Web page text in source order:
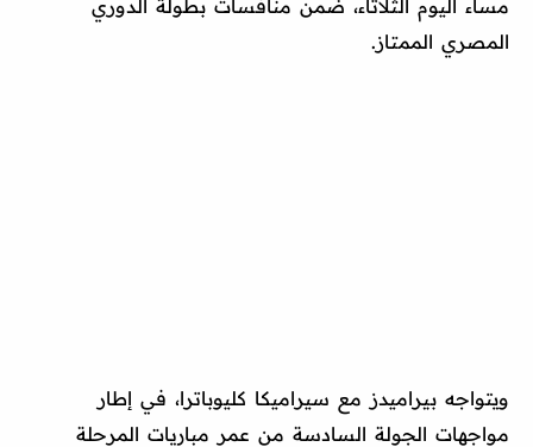
مساء اليوم الثلاثاء، ضمن منافسات بطولة الدوري
المصري الممتاز.
ويتواجه بيراميدز مع سيراميكا كليوباترا، في إطار
مواجهات الجولة السادسة من عمر مباريات المرحلة